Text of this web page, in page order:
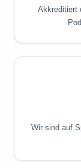
Akkreditiert
Wir sind auf